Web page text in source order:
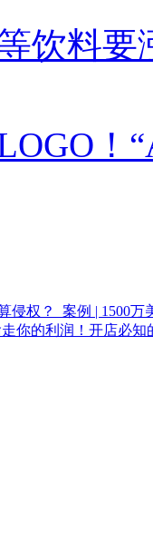
饮料
！
侵权？
案例 | 1500万
你的利润！开店必知